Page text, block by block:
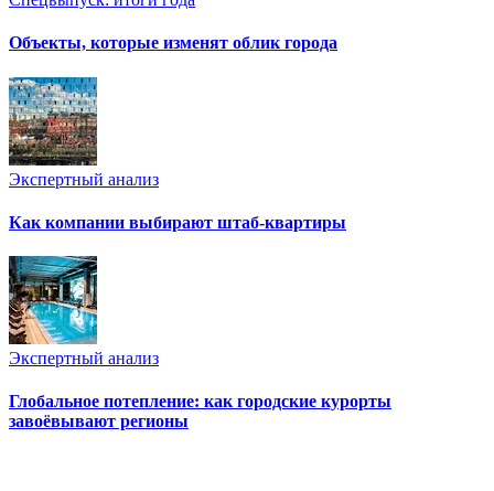
Объекты, которые изменят облик города
Экспертный анализ
Как компании выбирают штаб-квартиры
Экспертный анализ
Глобальное потепление: как городские курорты
завоёвывают регионы